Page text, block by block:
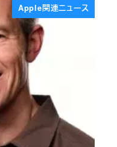
Apple関連ニュース